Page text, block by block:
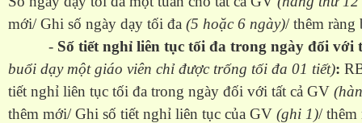
mới/ Ghi số ngày dạy tối đa (5 hoặc 6 ngày)/ thêm ràng
- Số tiết nghỉ liên tục tối đa trong ngày đối với
buổi dạy một giáo viên chỉ được trống tối đa 01 tiết):
tiết nghỉ liên tục tối đa trong ngày đối với tất cả GV
thêm mới/ Ghi số tiết nghỉ liên tục của GV (ghi 1)/ thêm